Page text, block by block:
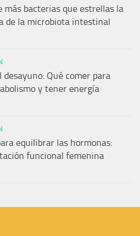
más bacterias que estrellas la
de la microbiota intestinal
desayuno: Qué comer para
y tener energía
equilibrar las hormonas:
funcional femenina